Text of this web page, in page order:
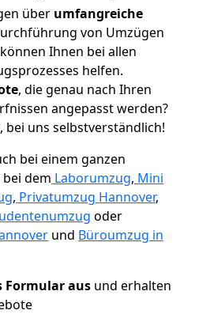
über umfangreiche
von Umzügen
Ihnen bei allen
helfen.
, die genau nach Ihren
angepasst werden?
bei uns selbstverständlich!
bei einem ganzen
dem Laborumzug, Mini
, Privatumzug Hannover,
oder
und Büroumzug in
Formular aus und erhalten